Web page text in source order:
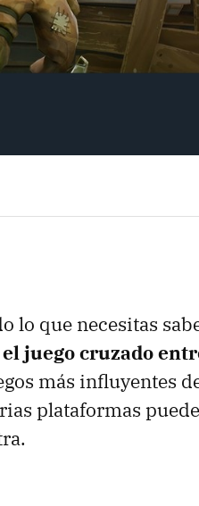
lo que necesitas
juego cruzado
más influyentes
plataformas